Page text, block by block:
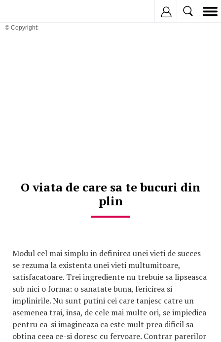
© Copyright:
O viata de care sa te bucuri din
plin
Modul cel mai simplu in definirea unei vieti de succes
se rezuma la existenta unei vieti multumitoare,
satisfacatoare. Trei ingrediente nu trebuie sa lipseasca
sub nici o forma: o sanatate buna, fericirea si
implinirile. Nu sunt putini cei care tanjesc catre un
asemenea trai, insa, de cele mai multe ori, se impiedica
pentru ca-si imagineaza ca este mult prea dificil sa
obtina ceea ce-si doresc cu fervoare. Contrar parerilor